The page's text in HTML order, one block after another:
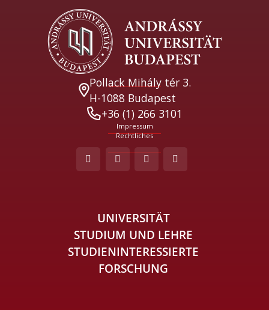
Pollack Mihály tér 3.
H-1088 Budapest
+36 (1) 266 3101
Impressum
Rechtliches
UNIVERSITÄT
STUDIUM UND LEHRE
STUDIENINTERESSIERTE
FORSCHUNG